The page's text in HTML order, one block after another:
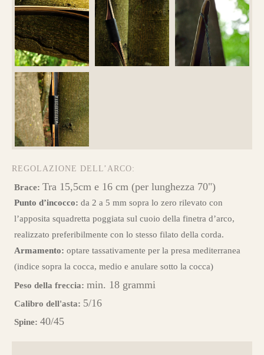
REGOLAZIONE DELL’ARCO:
Brace: Tra 15,5cm e 16 cm (per lunghezza 70")
Punto d’incocco: da 2 a 5 mm sopra lo zero rilevato con
l’apposita squadretta poggiata sul cuoio della finetra d’arco,
realizzato preferibilmente con lo stesso filato della corda.
Armamento: optare tassativamente per la presa mediterranea
(indice sopra la cocca, medio e anulare sotto la cocca)
Peso della freccia: min. 18 grammi
Calibro dell'asta: 5/16
Spine: 40/45